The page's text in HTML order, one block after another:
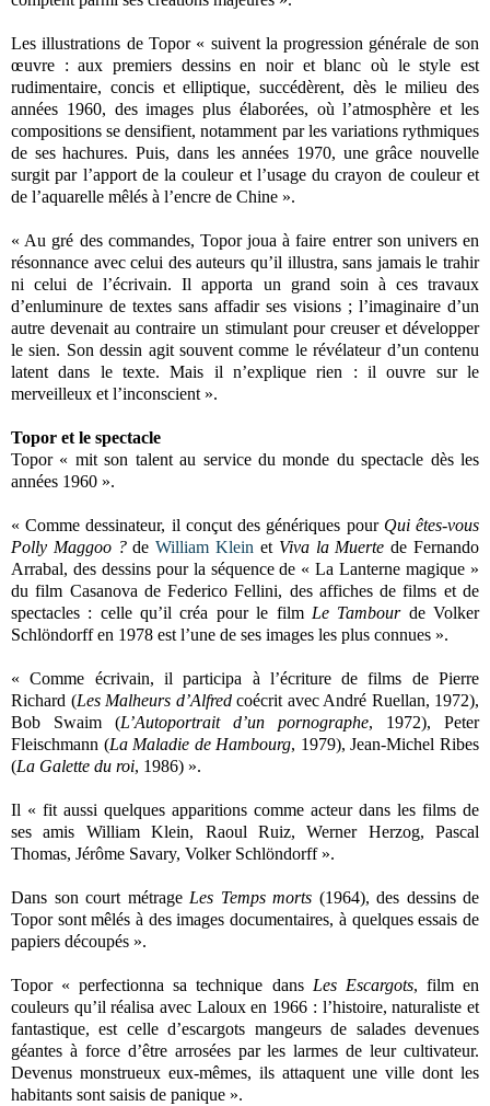
Les illustrations de Topor « suivent la progression générale de son
œuvre : aux premiers dessins en noir et blanc où le style est
rudimentaire, concis et elliptique, succédèrent, dès le milieu des
années 1960, des images plus élaborées, où l’atmosphère et les
compositions se densifient, notamment par les variations rythmiques
de ses hachures. Puis, dans les années 1970, une grâce nouvelle
surgit par l’apport de la couleur et l’usage du crayon de couleur et
de l’aquarelle mêlés à l’encre de Chine ».
« Au gré des commandes, Topor joua à faire entrer son univers en
résonnance avec celui des auteurs qu’il illustra, sans jamais le trahir
ni celui de l’écrivain. Il apporta un grand soin à ces travaux
d’enluminure de textes sans affadir ses visions ; l’imaginaire d’un
autre devenait au contraire un stimulant pour creuser et développer
le sien. Son dessin agit souvent comme le révélateur d’un contenu
latent dans le texte. Mais il n’explique rien : il ouvre sur le
merveilleux et l’inconscient ».
Topor et le spectacle
Topor « mit son talent au service du monde du spectacle dès les
années 1960 ».
« Comme dessinateur, il conçut des génériques pour Qui êtes-vous
Polly Maggoo ?deWilliam Klein et Viva la Muerte de Fernando
Arrabal, des dessins pour la séquence de « La Lanterne magique »
du film Casanova de Federico Fellini, des affiches de films et de
spectacles : celle qu’il créa pour le film Le Tambourde Volker
Schlöndorff en 1978 est l’une de ses images les plus connues ».
« Comme écrivain, il participa à l’écriture de films de Pierre
Richard (Les Malheurs d’Alfredcoécrit avec André Ruellan, 1972),
Bob Swaim (L’Autoportrait d’un pornographe, 1972), Peter
Fleischmann (La Maladie de Hambourg, 1979), Jean-Michel Ribes
(La Galette du roi, 1986) ».
Il « fit aussi quelques apparitions comme acteur dans les films de
ses amis William Klein, Raoul Ruiz, Werner Herzog, Pascal
Thomas, Jérôme Savary, Volker Schlöndorff ».
Dans son court métrage Les Temps morts (1964), des dessins de
Topor sont mêlés à des images documentaires, à quelques essais de
papiers découpés ».
Topor « perfectionna sa technique dans Les Escargots, film en
couleurs qu’il réalisa avec Laloux en 1966 : l’histoire, naturaliste et
fantastique, est celle d’escargots mangeurs de salades devenues
géantes à force d’être arrosées par les larmes de leur cultivateur.
Devenus monstrueux eux-mêmes, ils attaquent une ville dont les
habitants sont saisis de panique ».